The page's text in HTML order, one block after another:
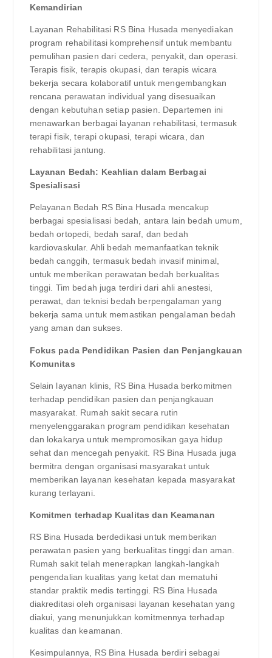
Kemandirian
Layanan Rehabilitasi RS Bina Husada menyediakan
program rehabilitasi komprehensif untuk membantu
pemulihan pasien dari cedera, penyakit, dan operasi.
Terapis fisik, terapis okupasi, dan terapis wicara
bekerja secara kolaboratif untuk mengembangkan
rencana perawatan individual yang disesuaikan
dengan kebutuhan setiap pasien. Departemen ini
menawarkan berbagai layanan rehabilitasi, termasuk
terapi fisik, terapi okupasi, terapi wicara, dan
rehabilitasi jantung.
Layanan Bedah: Keahlian dalam Berbagai
Spesialisasi
Pelayanan Bedah RS Bina Husada mencakup
berbagai spesialisasi bedah, antara lain bedah umum,
bedah ortopedi, bedah saraf, dan bedah
kardiovaskular. Ahli bedah memanfaatkan teknik
bedah canggih, termasuk bedah invasif minimal,
untuk memberikan perawatan bedah berkualitas
tinggi. Tim bedah juga terdiri dari ahli anestesi,
perawat, dan teknisi bedah berpengalaman yang
bekerja sama untuk memastikan pengalaman bedah
yang aman dan sukses.
Fokus pada Pendidikan Pasien dan Penjangkauan
Komunitas
Selain layanan klinis, RS Bina Husada berkomitmen
terhadap pendidikan pasien dan penjangkauan
masyarakat. Rumah sakit secara rutin
menyelenggarakan program pendidikan kesehatan
dan lokakarya untuk mempromosikan gaya hidup
sehat dan mencegah penyakit. RS Bina Husada juga
bermitra dengan organisasi masyarakat untuk
memberikan layanan kesehatan kepada masyarakat
kurang terlayani.
Komitmen terhadap Kualitas dan Keamanan
RS Bina Husada berdedikasi untuk memberikan
perawatan pasien yang berkualitas tinggi dan aman.
Rumah sakit telah menerapkan langkah-langkah
pengendalian kualitas yang ketat dan mematuhi
standar praktik medis tertinggi. RS Bina Husada
diakreditasi oleh organisasi layanan kesehatan yang
diakui, yang menunjukkan komitmennya terhadap
kualitas dan keamanan.
Kesimpulannya, RS Bina Husada berdiri sebagai